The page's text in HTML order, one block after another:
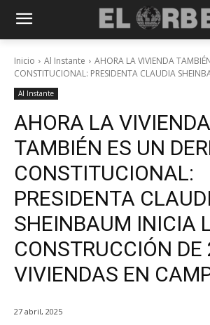
Inicio Al Instante
AHORA LA VIVIENDA
CONSTITUCIONAL: PRESIDENTA CLAUDIA
Al Instante
AHORA LA VIVIENDA
TAMBIÉN ES UN
CONSTITUCIONAL:
PRESIDENTA
SHEINBAUM INICIA
CONSTRUCCIÓN
VIVIENDAS EN
27 abril, 2025